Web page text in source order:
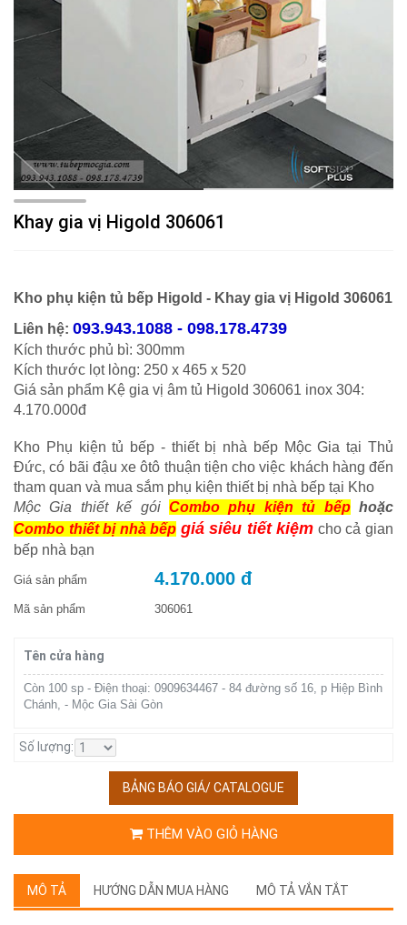
Khay gia vị Higold 306061
Kho phụ kiện tủ bếp Higold - Khay gia vị Higold 306061
Liên hệ: 093.943.1088 - 098.178.4739
Kích thước phủ bì: 300mm
Kích thước lọt lòng: 250 x 465 x 520
Giá sản phẩm Kệ gia vị âm tủ Higold 306061 inox 304:
4.170.000đ
Kho Phụ kiện tủ bếp - thiết bị nhà bếp Mộc Gia tại Thủ
Đức, có bãi đậu xe ôtô thuận tiện cho việc khách hàng đến
tham quan và mua sắm phụ kiện thiết bị nhà bếp tại Kho
Mộc Gia thiết kế gói Combo phụ kiện tủ bếphoặc
Combo thiết bị nhà bếp giá siêu tiết kiệm cho cả gian
bếp nhà bạn
Giá sản phẩm 4.170.000 đ
Mã sản phẩm 306061
Tên cửa hàng
Còn 100 sp - Điện thoại: 0909634467 - 84 đường số 16, p Hiệp Bình
Chánh, - Mộc Gia Sài Gòn
Số lượng:
BẢNG BÁO GIÁ/ CATALOGUE
THÊM VÀO GIỎ HÀNG
MÔ TẢ HƯỚNG DẪN MUA HÀNG MÔ TẢ VẮN TẮT